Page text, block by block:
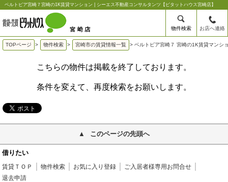
ベルトピア宮崎７宮崎の1K賃貸マンション | シーエス不動産コンサルタンツ【ピタットハウス宮崎店】
物件検索 お店へ連絡
TOPページ > 物件検索 > 宮崎市の賃貸情報一覧 > ベルトピア宮崎７ 宮崎の1K賃貸マンシ
こちらの物件は掲載を終了しております。
条件を変えて、再度検索をお願いします。
このページの先頭へ
借りたい
賃貸ＴＯＰ 物件検索 お気に入り登録
ご入居者様専用お問合せ
退去申請